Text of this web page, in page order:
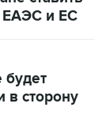
сторону